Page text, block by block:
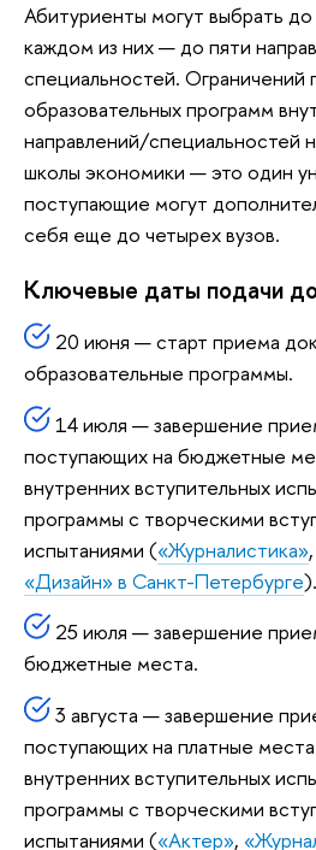
Абитуриенты могут выбрать до
каждом из них — до пяти
специальностей. Ограничений
образовательных программ
направлений/специальностей
школы экономики — это один
поступающие могут
себя еще до четырех вузов.
Ключевые даты подачи
20 июня — старт приема
образовательные программы.
14 июля — завершение
поступающих на бюджетные
внутренних вступительных
программы с творческими
испытаниями («Журналистика»,
«Дизайн» в Санкт-Петербурге).
25 июля — завершение
бюджетные места.
3 августа — завершение
поступающих на платные места
внутренних вступительных
программы с творческими
испытаниями («Актер»,